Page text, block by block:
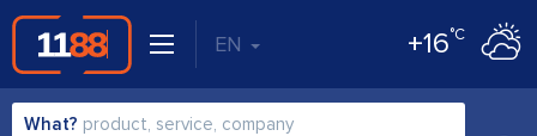
EN +16°C
What?